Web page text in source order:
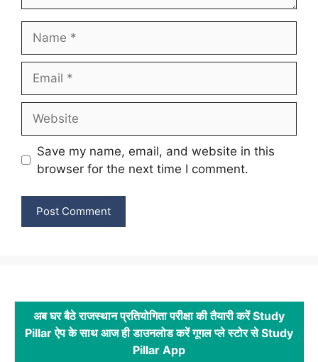
Save my name, email, and website in this
browser for the next time I comment.
अब घर बैठे राजस्थान प्रतियोगिता परीक्षा की तैयारी करें Study
Pillar ऐप के साथ आज ही डाउनलोड करें गूगल प्ले स्टोर से Study
Pillar App